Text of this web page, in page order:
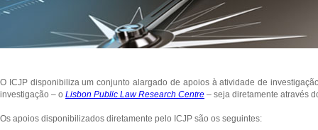
O ICJP disponibiliza um conjunto alargado de apoios à atividade de
investigação – o Lisbon Public Law Research Centre – seja diretamente através
Os apoios disponibilizados diretamente pelo ICJP são os seguintes: